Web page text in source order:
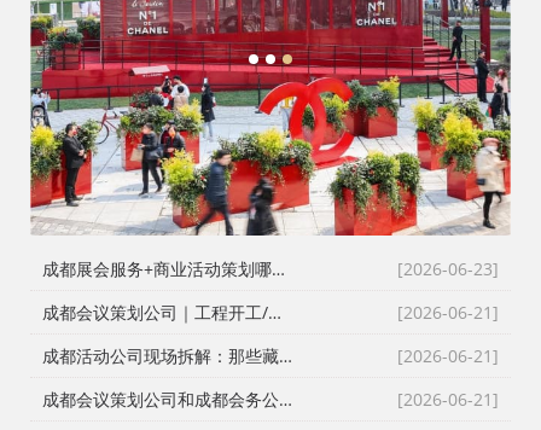
1 2 3
[2026-06-23]
成都展会服务+商业活动策划哪家好？成都活动公司舞台布置演出一体化服务商
[2026-06-21]
成都会议策划公司｜工程开工/奠基/封顶/竣工仪式全案执行，成都会务接待公司搞定政企工程类高严谨度庆典活动
[2026-06-21]
成都活动公司现场拆解：那些藏在桁架与鲜花背后的“执行暗线”
[2026-06-21]
成都会议策划公司和成都会务公司到底差在哪？成都活动公司老策划师的真话